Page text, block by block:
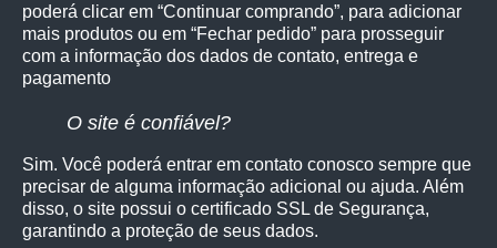
poderá clicar em “Continuar comprando”, para adicionar
mais produtos ou em “Fechar pedido” para prosseguir
com a informação dos dados de contato, entrega e
pagamento
O site é confiável?
Sim. Você poderá entrar em contato conosco sempre que
precisar de alguma informação adicional ou ajuda. Além
disso, o site possui o certificado SSL de Segurança,
garantindo a proteção de seus dados.